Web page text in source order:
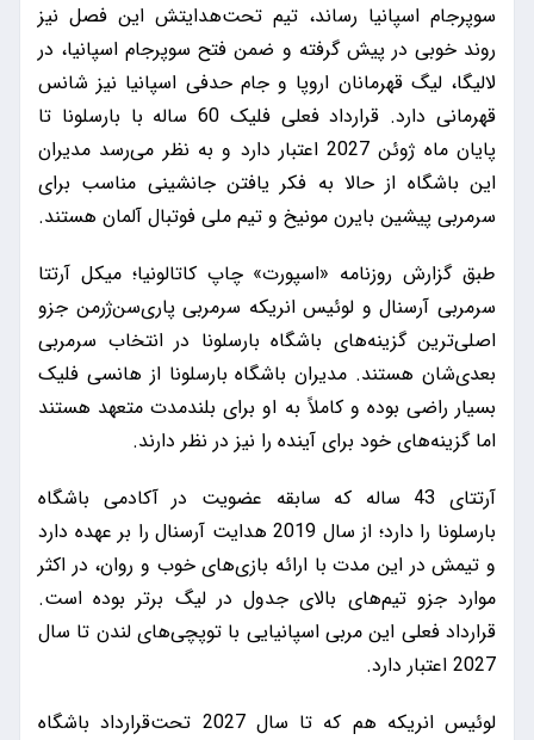
سوپرجام اسپانیا رساند، تیم تحت‌هدایتش این فصل نیز
روند خوبی در پیش گرفته و ضمن فتح سوپرجام اسپانیا، در
لالیگا، لیگ قهرمانان اروپا و جام حدفی اسپانیا نیز شانس
قهرمانی دارد. قرارداد فعلی فلیک 60 ساله با بارسلونا تا
پایان ماه ژوئن 2027 اعتبار دارد و به نظر می‌رسد مدیران
این باشگاه از حالا به فکر یافتن جانشینی مناسب برای
سرمربی پیشین بایرن مونیخ و تیم ملی فوتبال آلمان هستند.
طبق گزارش روزنامه «اسپورت» چاپ کاتالونیا؛ میکل آرتتا
سرمربی آرسنال و لوئیس انریکه سرمربی پاری‌سن‌ژرمن جزو
اصلی‌ترین گزینه‌های باشگاه بارسلونا در انتخاب سرمربی
بعدی‌شان هستند. مدیران باشگاه بارسلونا از هانسی فلیک
بسیار راضی بوده و کاملاً به او برای بلندمدت متعهد هستند
اما گزینه‌های خود برای آینده را نیز در نظر دارند.
آرتتای 43 ساله که سابقه عضویت در آکادمی باشگاه
بارسلونا را دارد؛ از سال 2019 هدایت آرسنال را بر عهده دارد
و تیمش در این مدت با ارائه بازی‌های خوب و روان، در اکثر
موارد جزو تیم‌های بالای جدول در لیگ برتر بوده است.
قرارداد فعلی این مربی اسپانیایی با توپچی‌های لندن تا سال
2027 اعتبار دارد.
لوئیس انریکه هم که تا سال 2027 تحت‌قرارداد باشگاه